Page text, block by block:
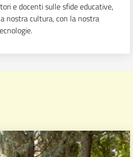
e docenti sulle sfide educative,
nostra cultura, con la nostra